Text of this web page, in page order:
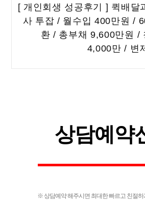
션
[ 개인회생 성공후기 ] 퀵배달
사 투잡 / 월수입 400만원 /
환 / 총부채 9,600만원 /
4,000만 / 변
상담예약
※ 상담예약 해주시면 최대한 빠르고 친절하